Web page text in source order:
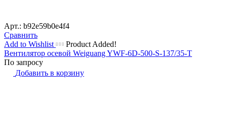
Арт.: b92e59b0e4f4
Сравнить
Add to Wishlist
Product Added!
Вентилятор осевой Weiguang YWF-6D-500-S-137/35-T
По запросу
Добавить в корзину